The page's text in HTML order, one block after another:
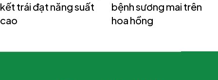
kết trái đạt năng suất
cao
bệnh sương mai trên
hoa hồng